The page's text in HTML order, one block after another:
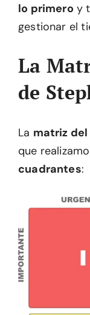
lo primero y
gestionar el
La
de
La matriz
que
cuadrantes: